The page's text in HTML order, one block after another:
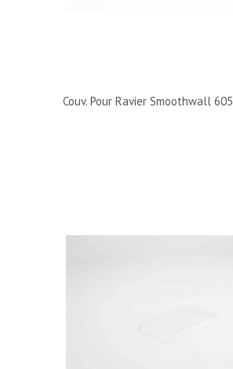
Couv. Pour Ravier Smoothwall